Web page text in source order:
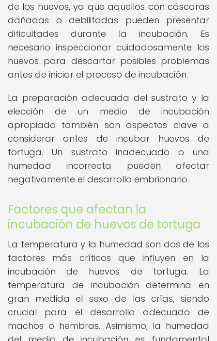
de los huevos, ya que aquellos con cáscaras
dañadas o debilitadas pueden presentar
dificultades durante la incubación. Es
necesario inspeccionar cuidadosamente los
huevos para descartar posibles problemas
antes de iniciar el proceso de incubación.
La preparación adecuada del sustrato y la
elección de un medio de incubación
apropiado también son aspectos clave a
considerar antes de incubar huevos de
tortuga. Un sustrato inadecuado o una
humedad incorrecta pueden afectar
negativamente el desarrollo embrionario.
Factores que afectan la
incubación de huevos de tortuga
La temperatura y la humedad son dos de los
factores más críticos que influyen en la
incubación de huevos de tortuga. La
temperatura de incubación determina en
gran medida el sexo de las crías, siendo
crucial para el desarrollo adecuado de
machos o hembras. Asimismo, la humedad